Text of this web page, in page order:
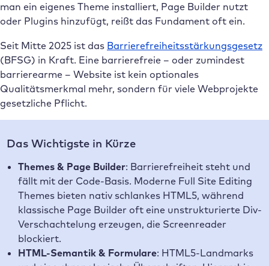
man ein eigenes Theme installiert, Page Builder nutzt
oder Plugins hinzufügt, reißt das Fundament oft ein.
Seit Mitte 2025 ist das Barrierefreiheitsstärkungsgesetz
(BFSG) in Kraft. Eine barrierefreie – oder zumindest
barrierearme – Website ist kein optionales
Qualitätsmerkmal mehr, sondern für viele Webprojekte
gesetzliche Pflicht.
Das Wichtigste in Kürze
Themes & Page Builder: Barrierefreiheit steht und
fällt mit der Code-Basis. Moderne Full Site Editing
Themes bieten nativ schlankes HTML5, während
klassische Page Builder oft eine unstrukturierte Div-
Verschachtelung erzeugen, die Screenreader
blockiert.
HTML-Semantik & Formulare: HTML5-Landmarks